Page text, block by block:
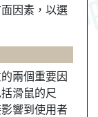
因素，以選
兩個重要因
滑鼠的尺
響到使用者